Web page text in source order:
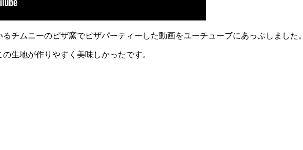
チムニーのピザ窯でピザパーティーした動画をユーチューブにあっぷしました。
生地が作りやすく美味しかったです。